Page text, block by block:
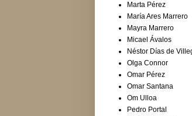
Marta Pérez
María Ares Marrero
Mayra Marrero
Micael Ávalos
Néstor Días de
Olga Connor
Omar Pérez
Omar Santana
Om Ulloa
Pedro Portal